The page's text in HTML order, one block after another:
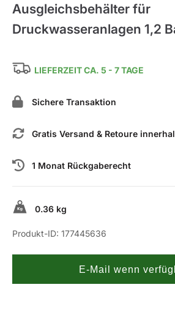
Ausgleichsbehälter für
Druckwasseranlagen 1,2
LIEFERZEIT CA. 5 - 7 TAGE
Sichere Transaktion
Gratis Versand & Retoure
1 Monat Rückgaberecht
0.36 kg
Produkt-ID: 177445636
E-Mail wenn